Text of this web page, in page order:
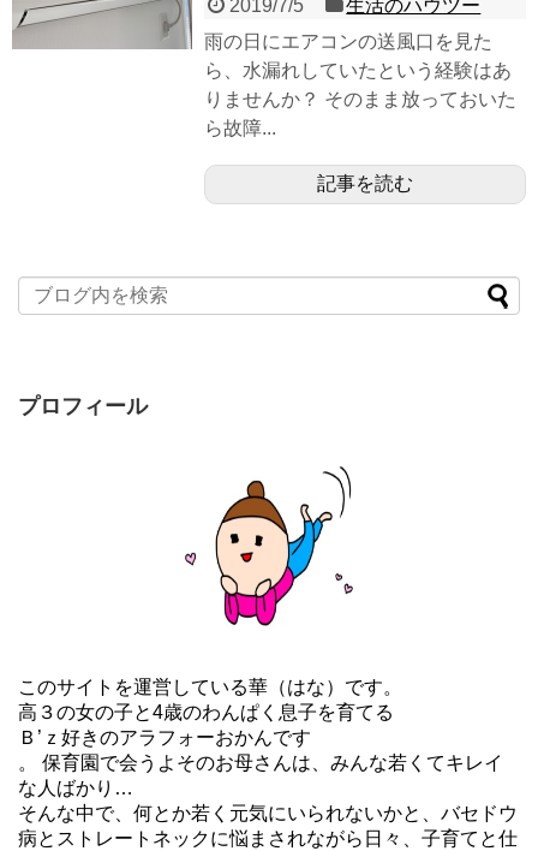
2019/7/5
生活のハウツー
雨の日にエアコンの送風口を見た
ら、水漏れしていたという経験はあ
りませんか？ そのまま放っておいた
ら故障...
記事を読む
プロフィール
このサイトを運営している華（はな）です。
高３の女の子と4歳のわんぱく息子を育てる
Ｂ’ｚ好きのアラフォーおかんです
。 保育園で会うよそのお母さんは、みんな若くてキレイ
な人ばかり…
そんな中で、何とか若く元気にいられないかと、バセドウ
病とストレートネックに悩まされながら日々、子育てと仕